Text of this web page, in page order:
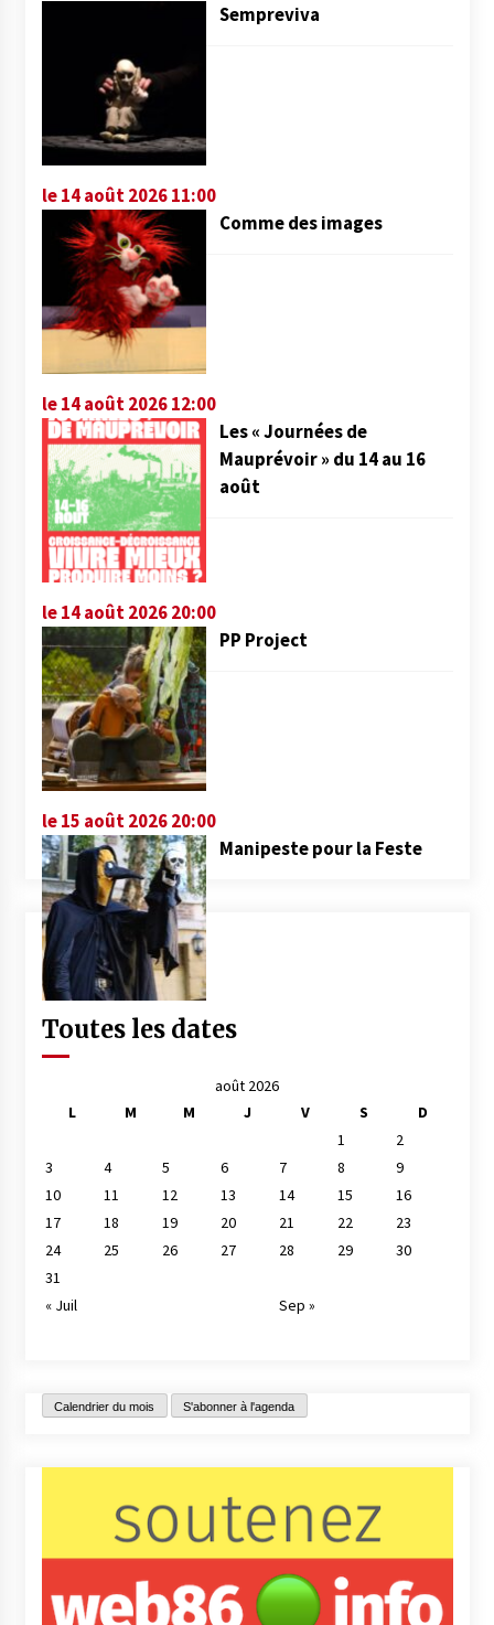
Sempreviva
le 14 août 2026 11:00
Comme des images
le 14 août 2026 12:00
Les « Journées de
Mauprévoir » du 14 au 16
août
le 14 août 2026 20:00
PP Project
le 15 août 2026 20:00
Manipeste pour la Feste
Toutes les dates
août 2026
L
M M J V S
D
1
2
3
4 5 6 7 8
9
10
11 12 13 14 15
16
17
18 19 20 21 22
23
24
25 26 27 28 29
30
31
« Juil
Sep »
Calendrier du mois S'abonner à l'agenda